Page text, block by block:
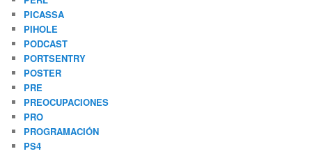
PICASSA
PIHOLE
PODCAST
PORTSENTRY
POSTER
PRE
PREOCUPACIONES
PRO
PROGRAMACIÓN
PS4